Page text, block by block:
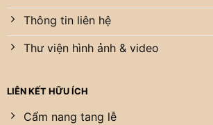
Thông tin liên hệ
Thư viện hình ảnh & video
LIÊN KẾT HỮU ÍCH
Cẩm nang tang lễ